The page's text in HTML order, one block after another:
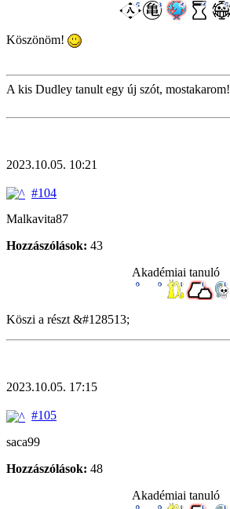
Köszönöm!
A kis Dudley tanult egy új szót, mostakarom!
2023.10.05. 10:21
#104
Malkavita87
Hozzászólások: 43
Akadémiai tanuló
Köszi a részt &#128513;
2023.10.05. 17:15
#105
saca99
Hozzászólások: 48
Akadémiai tanuló